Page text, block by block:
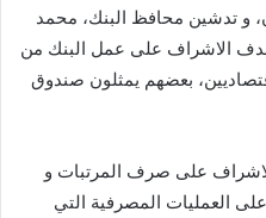
و تدشين محافظ البنك، محمد
الاشراف على عمل البنك من
بعضهم يمثلون صندوق
على صرف المرتبات و
العمليات المصرفية التي